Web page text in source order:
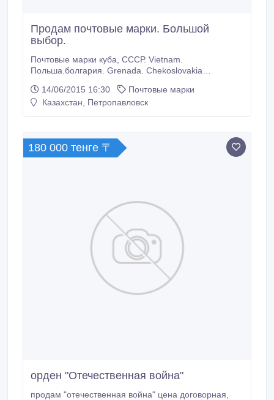
Продам почтовые марки. Большой
выбор.
Почтовые марки куба, СССР. Vietnam.
Польша.болгария. Grenada. Chekoslovakia
птицами, олимпиады разные..
14/06/2015 16:30
Почтовые марки
Казахстан, Петропавловск
180 000 тенге 〒
орден "Отечественная война"
продам "отечественная война" цена договорная,